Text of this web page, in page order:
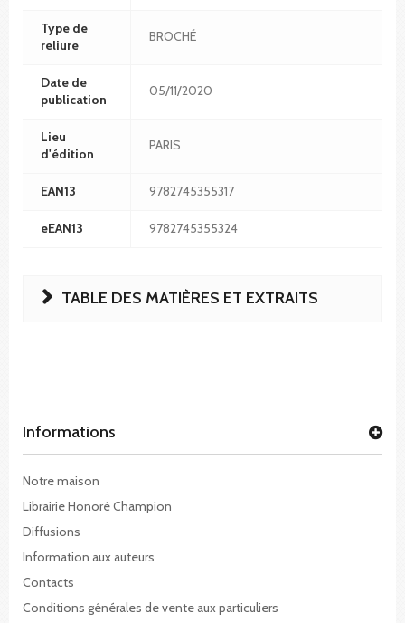
Type de
reliure
BROCHÉ
Date de
publication
05/11/2020
Lieu
d'édition
PARIS
EAN13 9782745355317
eEAN13 9782745355324
TABLE DES MATIÈRES ET EXTRAITS
Informations
Notre maison
Librairie Honoré Champion
Diffusions
Information aux auteurs
Contacts
Conditions générales de vente aux particuliers